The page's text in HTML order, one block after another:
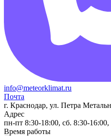
info@meteorklimat.ru
Почта
г. Краснодар, ул. Петра
Адрес
пн-пт 8:30-18:00, сб. 8:30-
Время работы